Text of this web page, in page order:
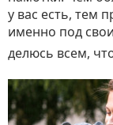
у вас есть, тем
именно под
делюсь всем,